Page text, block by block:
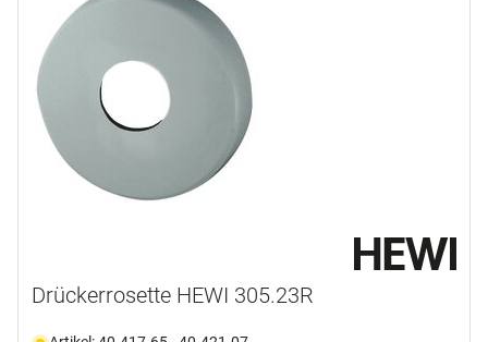
Drückerrosette HEWI 305.23R